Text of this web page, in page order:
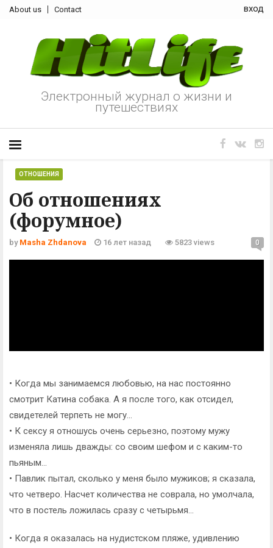
About us Contact вход
Электронный журнал о жизни и
путешествиях
Об отношениях
(форумное)
ОТНОШЕНИЯ
by Masha Zhdanova 16 лет назад 5823 views 0
• Когда мы занимаемся любовью, на нас постоянно
смотрит Катина собака. А я после того, как отсидел,
свидетелей терпеть не могу...
• К сексу я отношусь очень серьезно, поэтому мужу
изменяла лишь дважды: со своим шефом и с каким-то
пьяным...
• Павлик пытал, сколько у меня было мужиков; я сказала,
что четверо. Насчет количества не соврала, но умолчала,
что в постель ложилась сразу с четырьмя...
• Когда я оказалась на нудистском пляже, удивлению